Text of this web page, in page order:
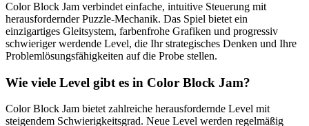
Color Block Jam verbindet einfache, intuitive Steuerung mit
herausfordernder Puzzle-Mechanik. Das Spiel bietet ein
einzigartiges Gleitsystem, farbenfrohe Grafiken und progressiv
schwieriger werdende Level, die Ihr strategisches Denken und Ihre
Problemlösungsfähigkeiten auf die Probe stellen.
Wie viele Level gibt es in Color Block Jam?
Color Block Jam bietet zahlreiche herausfordernde Level mit
steigendem Schwierigkeitsgrad. Neue Level werden regelmäßig